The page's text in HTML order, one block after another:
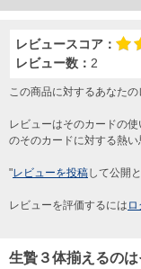
レビュースコア：
レビュー数： 2
この商品に対するあなた
レビューはそのカードの
のそのカードに対する熱い
"レビューを投稿して公開
レビューを評価するには
生贄３体揃えるの